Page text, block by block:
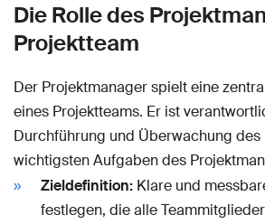
Die Rolle des
Projektteam
Der Projektmanager spielt eine
eines Projektteams. Er ist
Durchführung und Überwachung des
wichtigsten Aufgaben des
Zieldefinition: Klare und
festlegen, die alle